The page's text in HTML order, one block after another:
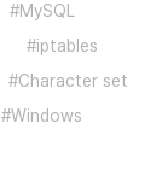
MySQL
iptables
Character set
Windows